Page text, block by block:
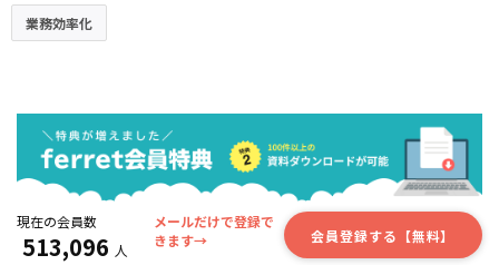
業務効率化
現在の会員数
513,096 人
メールだけで登録で
きます→
会員登録する【無料】